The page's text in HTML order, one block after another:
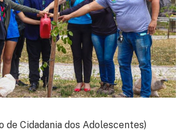
de Cidadania dos Adolescentes)